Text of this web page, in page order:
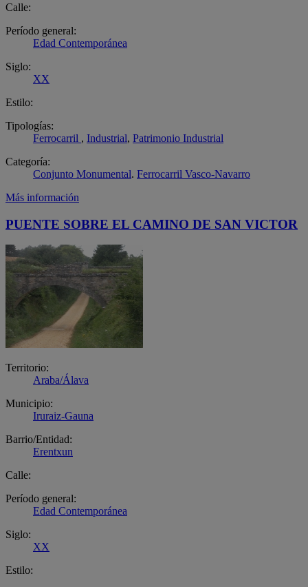
Calle:
Período general:
Edad Contemporánea
Siglo:
XX
Estilo:
Tipologías:
Ferrocarril , Industrial, Patrimonio Industrial
Categoría:
Conjunto Monumental. Ferrocarril Vasco-Navarro
Más información
PUENTE SOBRE EL CAMINO DE SAN VICTOR
Territorio:
Araba/Álava
Municipio:
Iruraiz-Gauna
Barrio/Entidad:
Erentxun
Calle:
Período general:
Edad Contemporánea
Siglo:
XX
Estilo: